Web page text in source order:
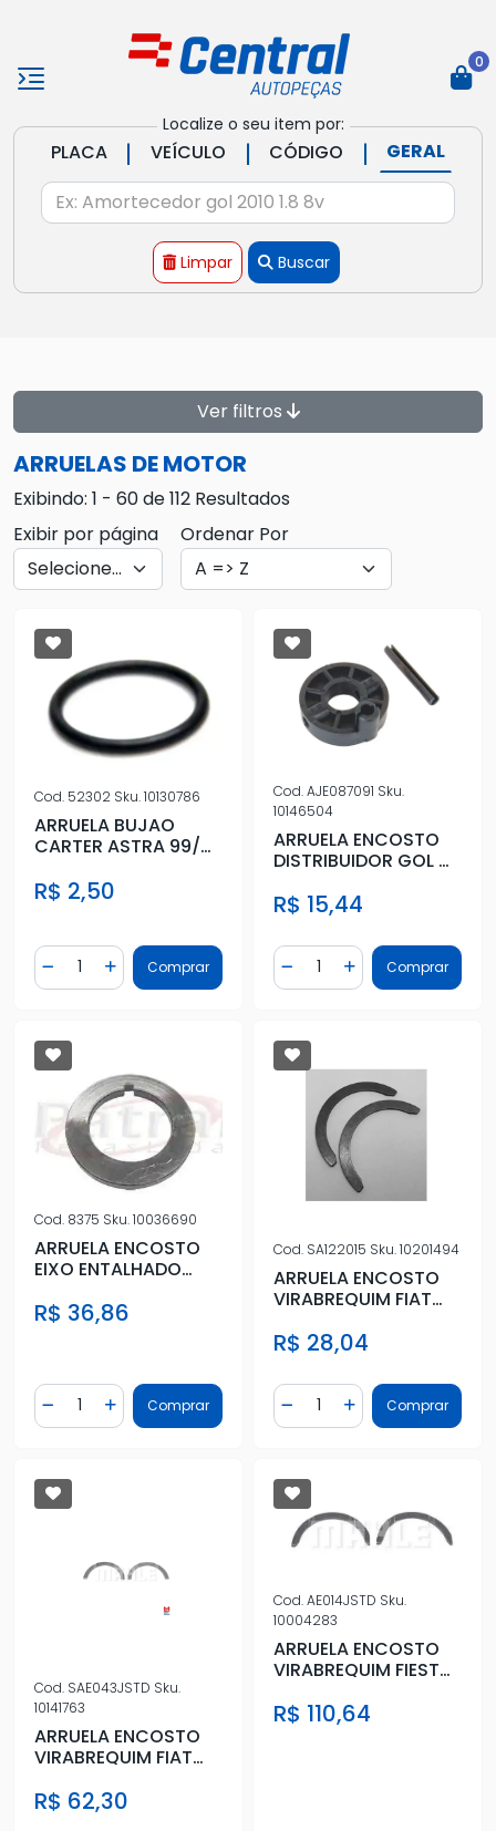
Localize o seu item por:
PLACA | VEÍCULO | CÓDIGO | GERAL
Limpar Buscar
0
Ver filtros
ARRUELAS DE MOTOR
Exibindo: 1 - 60 de 112 Resultados
Exibir por página
Ordenar Por
Cod. 52302 Sku.10130786
ARRUELA BUJAO
CARTER ASTRA 99/
BORRACHA)
R$ 2,50
Diminuir Quantidade
Quantidade
Adicionar Quantidade
Comprar
Cod.AJE087091 Sku.
10146504
ARRUELA ENCOSTO
DISTRIBUIDOR GOL MI
R$ 15,44
Diminuir Quantidade
Quantidade
AdicionarComprar
Cod. 8375 Sku.10036690
ARRUELA ENCOSTO
EIXO ENTALHADO
BANDEIRANTE 81
R$ 36,86
Diminuir Quantidade
Quantidade
Adicionar Quantidade
Comprar
Cod. SA122015 Sku.10201494
ARRUELA ENCOSTO
VIRABREQUIM FIAT
92/00 0,15
R$ 28,04
Diminuir Quantidade
Quantidade
AdicionarComprar
Cod. SAE043JSTD Sku.
10141763
ARRUELA ENCOSTO
VIRABREQUIM FIAT
R$ 62,30
Cod.AE014JSTD Sku.
10004283
ARRUELA ENCOSTO
VIRABREQUIM FIESTA
R$ 110,64